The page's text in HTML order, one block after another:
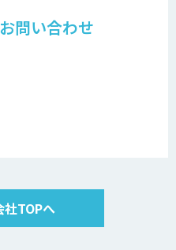
問い合わせ
社TOPへ